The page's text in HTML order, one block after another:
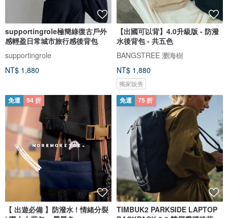
supportingrole極簡綠復古戶外
感輕盈日常城市旅行感後背包
supportingrole
NT$ 1,880
【出國可以背】4.0升級版 - 防潑
水後背包 - 共五色
BANGSTREE 瀏海樹
NT$ 1,880
獨家販售
免運 94 折
【 出遊必備 】防潑水 ! 情緒分裂
免運 75 折
TIMBUK2 PARKSIDE LAPTOP